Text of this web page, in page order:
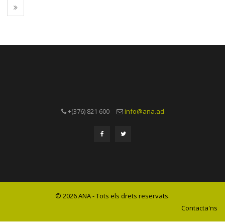
+(376) 821 600 info@ana.ad
© 2026 ANA - Tots els drets reservats.
Contacta'ns